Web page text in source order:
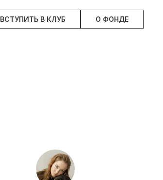
ВСТУПИТЬ В КЛУБ О ФОНДЕ